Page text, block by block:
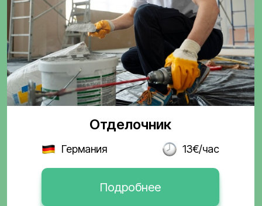
Отделочник
Германия 13€/час
Подробнее